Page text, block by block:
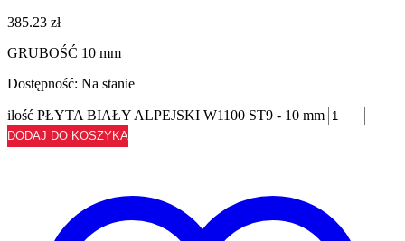
385.23 zł
GRUBOŚĆ 10 mm
Dostępność: Na stanie
ilość PŁYTA BIAŁY ALPEJSKI W1100 ST9 - 10 mm
DODAJ DO KOSZYKA